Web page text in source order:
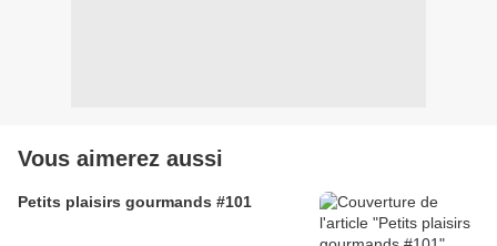
Vous aimerez aussi
Petits plaisirs gourmands #101